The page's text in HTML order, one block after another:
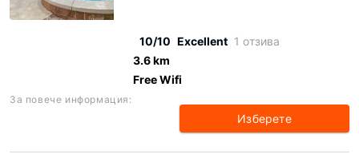
10/10 Excellent 1 отзива
3.6 km
Free Wifi
За повече информация:
Изберете